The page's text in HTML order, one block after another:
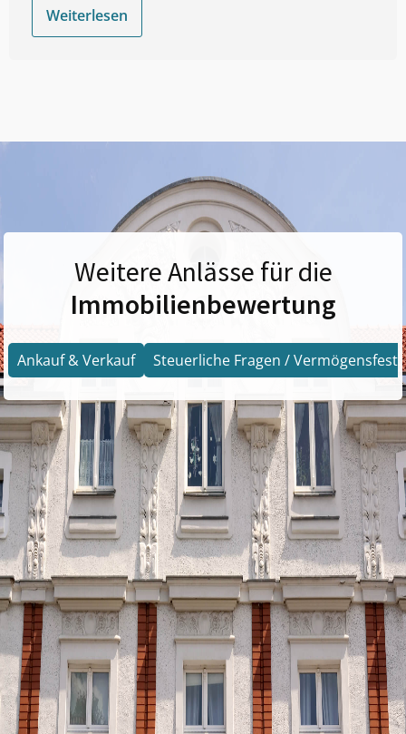
Weiterlesen
Weitere Anlässe für die
Immobilienbewertung
Ankauf & Verkauf Steuerliche Fragen /